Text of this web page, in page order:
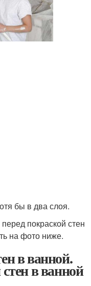
бы в два слоя.
покраской стен
на фото ниже.
в ванной.
в ванной